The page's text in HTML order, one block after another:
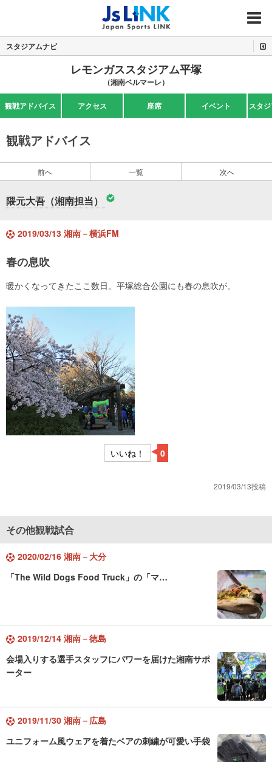
MENU
スタジアムナビ
レモンガススタジアム平塚
（湘南ベルマーレ）
観戦アドバイス アクセス 座席 イベント スタ
観戦アドバイス
前へ 一覧 次へ
隈元大吾（湘南担当）
2019/03/13 湘南－横浜FM
春の息吹
暖かくなってきたここ数日。平塚総合公園にも春の息吹が。
いいね！ 0
2019/03/13投稿
その他観戦試合
2020/02/16 湘南－大分
「The Wild Dogs Food Truck」の「マ…
2019/12/14 湘南－徳島
会場入りする選手スタッフにパワーを届けた湘南サポ
ーター
2019/11/30 湘南－広島
ユニフォーム風ウェアを着たベアの刺繍が可愛い手袋